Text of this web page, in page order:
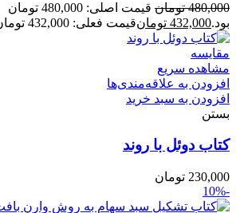
480,000 تومان
قیمت اصلی: 480,000 تومان
بود.432,000 تومانقیمت فعلی: 432,000 تومان.
مقایسه
مشاهده سریع
افزودن به علاقه‌مندی‌ها
افزودن به سبد خرید
بستن
کتاب دوئل با روند
230,000 تومان
-10%